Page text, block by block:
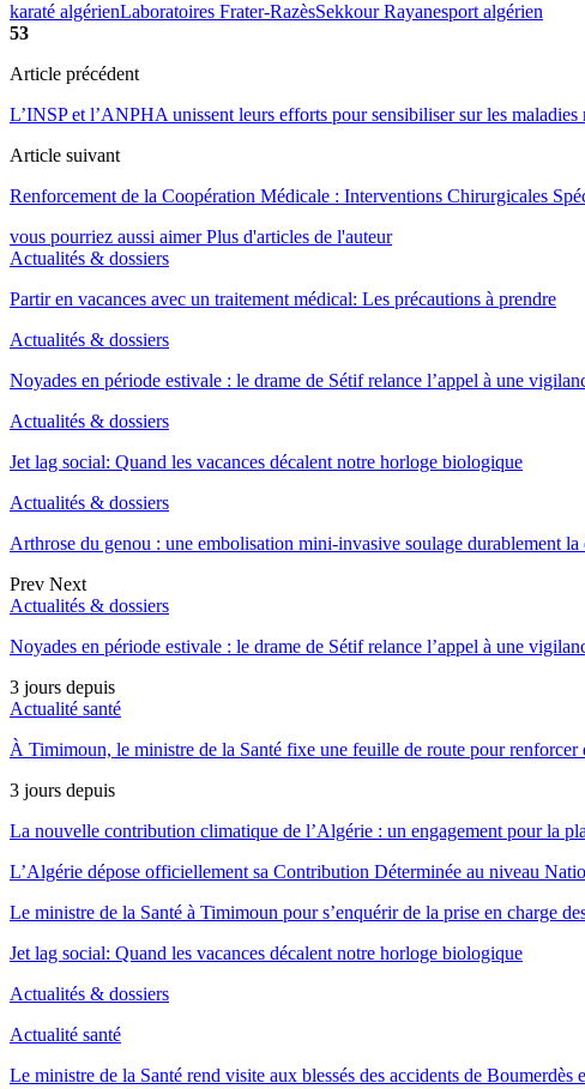
karaté algérienLaboratoires Frater-RazèsSekkour Rayanesport algérien
53
Article précédent
L’INSP et l’ANPHA unissent leurs efforts pour sensibiliser sur les maladies
Article suivant
Renforcement de la Coopération Médicale : Interventions Chirurgicales
vous pourriez aussi aimer Plus d'articles de l'auteur
Actualités & dossiers
Partir en vacances avec un traitement médical: Les précautions à prendre
Actualités & dossiers
Noyades en période estivale : le drame de Sétif relance l’appel à une
Actualités & dossiers
Jet lag social: Quand les vacances décalent notre horloge biologique
Actualités & dossiers
Arthrose du genou : une embolisation mini-invasive soulage durablement
Prev Next
Actualités & dossiers
Noyades en période estivale : le drame de Sétif relance l’appel à une
3 jours depuis
Actualité santé
À Timimoun, le ministre de la Santé fixe une feuille de route pour renforcer
3 jours depuis
La nouvelle contribution climatique de l’Algérie : un engagement pour la
L’Algérie dépose officiellement sa Contribution Déterminée au niveau
Le ministre de la Santé à Timimoun pour s’enquérir de la prise en charge
Jet lag social: Quand les vacances décalent notre horloge biologique
Actualités & dossiers
Actualité santé
Le ministre de la Santé rend visite aux blessés des accidents de Boumerdès